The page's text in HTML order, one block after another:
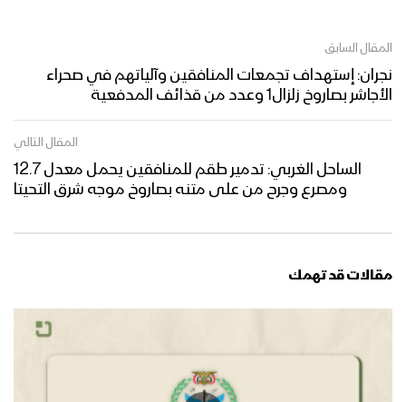
المقال السابق
نجران: إستهداف تجمعات المنافقين وآلياتهم في صحراء
الأجاشر بصاروخ زلزال1 وعدد من قذائف المدفعية
المقال التالي
الساحل الغربي: تدمير طقم للمنافقين يحمل معدل 12.7
ومصرع وجرح من على متنه بصاروخ موجه شرق التحيتا
مقالات قد تهمك